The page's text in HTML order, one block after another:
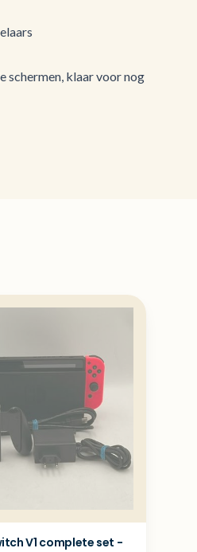
schermen, klaar voor nog
V1 complete set -